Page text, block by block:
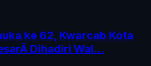
ke 62, Kwarcab Kota
Dihadiri Wal...